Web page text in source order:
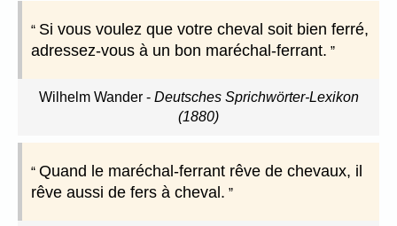
Si vous voulez que votre cheval soit bien ferré,
adressez-vous à un bon maréchal-ferrant.
Wilhelm Wander- Deutsches Sprichwörter-Lexikon
(1880)
Quand le maréchal-ferrant rêve de chevaux, il
rêve aussi de fers à cheval.